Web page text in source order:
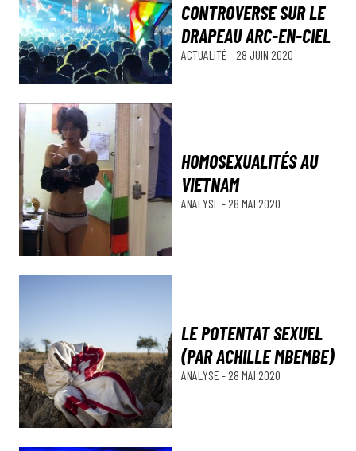
CONTROVERSE SUR LE
DRAPEAU ARC-EN-CIEL
ACTUALITÉ - 28 JUIN 2020
HOMOSEXUALITÉS AU
VIETNAM
ANALYSE - 28 MAI 2020
LE POTENTAT SEXUEL
(PAR ACHILLE MBEMBE)
ANALYSE - 28 MAI 2020